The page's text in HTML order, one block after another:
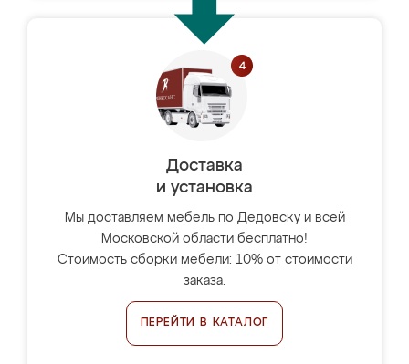
Доставка
и установка
Мы доставляем мебель по Дедовску и всей
Московской области бесплатно!
Стоимость сборки мебели: 10% от стоимости
заказа.
ПЕРЕЙТИ В КАТАЛОГ